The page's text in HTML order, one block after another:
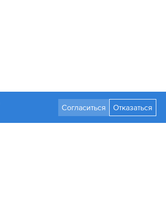
Разработка сайта
Согласиться Отказаться